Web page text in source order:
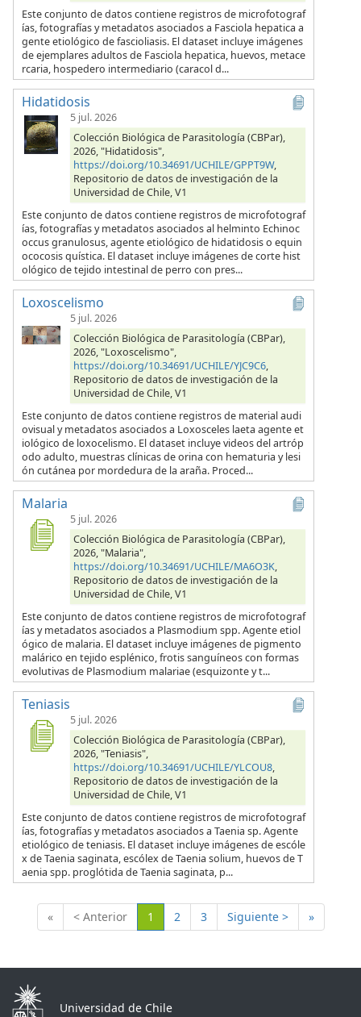
Este conjunto de datos contiene registros de microfotograf
ías, fotografías y metadatos asociados a Fasciola hepatica a
gente etiológico de fascioliasis. El dataset incluye imágenes
de ejemplares adultos de Fasciola hepatica, huevos, metace
rcaria, hospedero intermediario (caracol d...
Hidatidosis
5 jul. 2026
Colección Biológica de Parasitología (CBPar),
2026, "Hidatidosis",
https://doi.org/10.34691/UCHILE/GPPT9W,
Repositorio de datos de investigación de la
Universidad de Chile, V1
Este conjunto de datos contiene registros de microfotograf
ías, fotografías y metadatos asociados al helminto Echinoc
occus granulosus, agente etiológico de hidatidosis o equin
ococosis quística. El dataset incluye imágenes de corte hist
ológico de tejido intestinal de perro con pres...
Loxoscelismo
5 jul. 2026
Colección Biológica de Parasitología (CBPar),
2026, "Loxoscelismo",
https://doi.org/10.34691/UCHILE/YJC9C6,
Repositorio de datos de investigación de la
Universidad de Chile, V1
Este conjunto de datos contiene registros de material audi
ovisual y metadatos asociados a Loxosceles laeta agente et
iológico de loxocelismo. El dataset incluye videos del artróp
odo adulto, muestras clínicas de orina con hematuria y lesi
ón cutánea por mordedura de la araña. Proced...
Malaria
5 jul. 2026
Colección Biológica de Parasitología (CBPar),
2026, "Malaria",
https://doi.org/10.34691/UCHILE/MA6O3K,
Repositorio de datos de investigación de la
Universidad de Chile, V1
Este conjunto de datos contiene registros de microfotograf
ías y metadatos asociados a Plasmodium spp. Agente etiol
ógico de malaria. El dataset incluye imágenes de pigmento
malárico en tejido esplénico, frotis sanguíneos con formas
evolutivas de Plasmodium malariae (esquizonte y t...
Teniasis
5 jul. 2026
Colección Biológica de Parasitología (CBPar),
2026, "Teniasis",
https://doi.org/10.34691/UCHILE/YLCOU8,
Repositorio de datos de investigación de la
Universidad de Chile, V1
Este conjunto de datos contiene registros de microfotograf
ías, fotografías y metadatos asociados a Taenia sp. Agente
etiológico de teniasis. El dataset incluye imágenes de escóle
x de Taenia saginata, escólex de Taenia solium, huevos de T
aenia spp. proglótida de Taenia saginata, p...
« < Anterior 1 (Actual)
2 3 Siguiente > »
Universidad de Chile